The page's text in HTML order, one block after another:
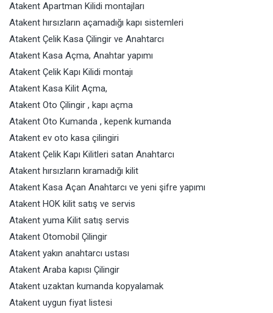
Atakent Apartman Kilidi montajları
Atakent hırsızların açamadığı kapı sistemleri
Atakent Çelik Kasa Çilingir ve Anahtarcı
Atakent Kasa Açma, Anahtar yapımı
Atakent Çelik Kapı Kilidi montajı
Atakent Kasa Kilit Açma,
Atakent Oto Çilingir , kapı açma
Atakent Oto Kumanda , kepenk kumanda
Atakent ev oto kasa çilingiri
Atakent Çelik Kapı Kilitleri satan Anahtarcı
Atakent hırsızların kıramadığı kilit
Atakent Kasa Açan Anahtarcı ve yeni şifre yapımı
Atakent HOK kilit satış ve servis
Atakent yuma Kilit satış servis
Atakent Otomobil Çilingir
Atakent yakın anahtarcı ustası
Atakent Araba kapısı Çilingir
Atakent uzaktan kumanda kopyalamak
Atakent uygun fiyat listesi